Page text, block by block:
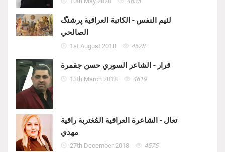
لئيم النفس - الكاتبة العراقية پرشنگ
الصالحي
1st August 2018 4628
قرار - الشاعر السوري حسن جقمرة
13th March 2018 4619
تعال - الشاعرة العراقية المُغتربة راقية
مهدي
27th December 2018 4575